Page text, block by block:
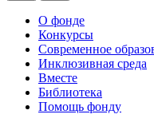
О фонде
Конкурсы
Современное
Инклюзивная среда
Вместе
Библиотека
Помощь фонду